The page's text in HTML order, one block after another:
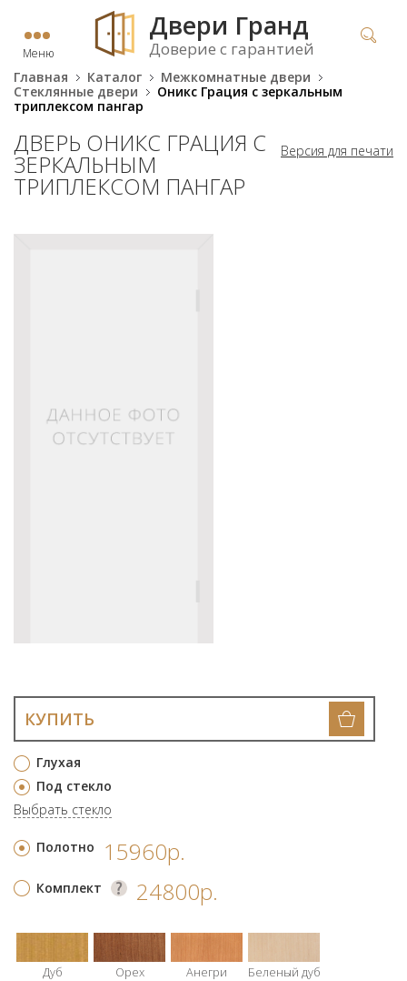
Меню
Двери Гранд
Доверие с гарантией
Главная Каталог
Межкомнатные двери
Стеклянные двери
Оникс Грация с зеркальным
триплексом пангар
Версия для печати
ДВЕРЬ ОНИКС ГРАЦИЯ С
ЗЕРКАЛЬНЫМ
ТРИПЛЕКСОМ ПАНГАР
Глухая
Под стекло
Выбрать стекло
КУПИТЬ
Полотно 15960р.
Комплект 24800р.
Дуб Орех Анегри Беленый дуб